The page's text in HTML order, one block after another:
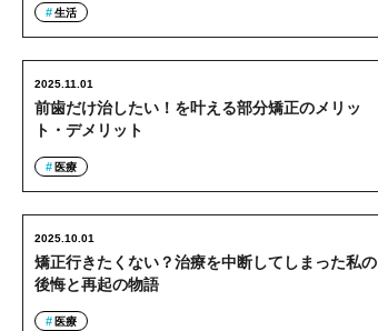
生活
前歯だけ治したい！を叶える部分矯正のメリッ
ト・デメリット
2025.11.01
医療
矯正行きたくない？治療を中断してしまった私の
後悔と再起の物語
2025.10.01
医療